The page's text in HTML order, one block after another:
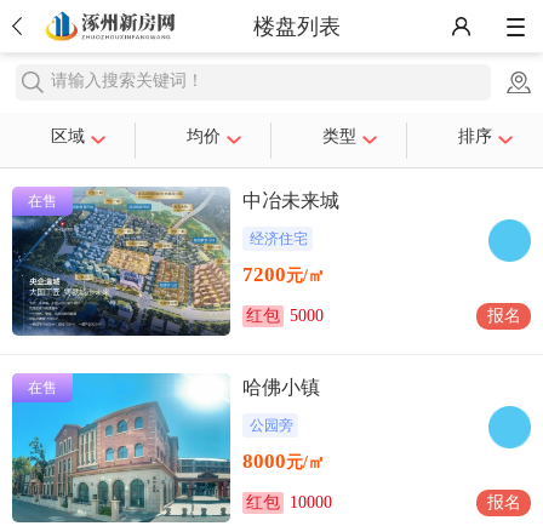
楼盘列表
请输入搜索关键词！
区域 均价 类型 排序
在售 中冶未来城
经济住宅
7200元/㎡
红包 5000 报名
在售 哈佛小镇
公园旁
8000元/㎡
红包 10000 报名